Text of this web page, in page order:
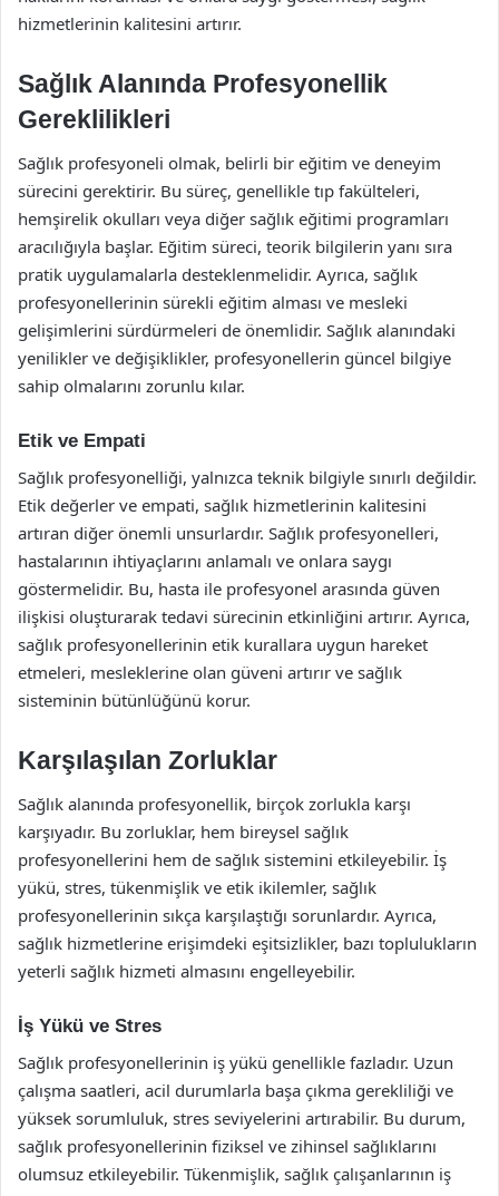
hizmetlerinin kalitesini artırır.
Sağlık Alanında Profesyonellik
Gereklilikleri
Sağlık profesyoneli olmak, belirli bir eğitim ve deneyim
sürecini gerektirir. Bu süreç, genellikle tıp fakülteleri,
hemşirelik okulları veya diğer sağlık eğitimi programları
aracılığıyla başlar. Eğitim süreci, teorik bilgilerin yanı sıra
pratik uygulamalarla desteklenmelidir. Ayrıca, sağlık
profesyonellerinin sürekli eğitim alması ve mesleki
gelişimlerini sürdürmeleri de önemlidir. Sağlık alanındaki
yenilikler ve değişiklikler, profesyonellerin güncel bilgiye
sahip olmalarını zorunlu kılar.
Etik ve Empati
Sağlık profesyonelliği, yalnızca teknik bilgiyle sınırlı değildir.
Etik değerler ve empati, sağlık hizmetlerinin kalitesini
artıran diğer önemli unsurlardır. Sağlık profesyonelleri,
hastalarının ihtiyaçlarını anlamalı ve onlara saygı
göstermelidir. Bu, hasta ile profesyonel arasında güven
ilişkisi oluşturarak tedavi sürecinin etkinliğini artırır. Ayrıca,
sağlık profesyonellerinin etik kurallara uygun hareket
etmeleri, mesleklerine olan güveni artırır ve sağlık
sisteminin bütünlüğünü korur.
Karşılaşılan Zorluklar
Sağlık alanında profesyonellik, birçok zorlukla karşı
karşıyadır. Bu zorluklar, hem bireysel sağlık
profesyonellerini hem de sağlık sistemini etkileyebilir. İş
yükü, stres, tükenmişlik ve etik ikilemler, sağlık
profesyonellerinin sıkça karşılaştığı sorunlardır. Ayrıca,
sağlık hizmetlerine erişimdeki eşitsizlikler, bazı toplulukların
yeterli sağlık hizmeti almasını engelleyebilir.
İş Yükü ve Stres
Sağlık profesyonellerinin iş yükü genellikle fazladır. Uzun
çalışma saatleri, acil durumlarla başa çıkma gerekliliği ve
yüksek sorumluluk, stres seviyelerini artırabilir. Bu durum,
sağlık profesyonellerinin fiziksel ve zihinsel sağlıklarını
olumsuz etkileyebilir. Tükenmişlik, sağlık çalışanlarının iş